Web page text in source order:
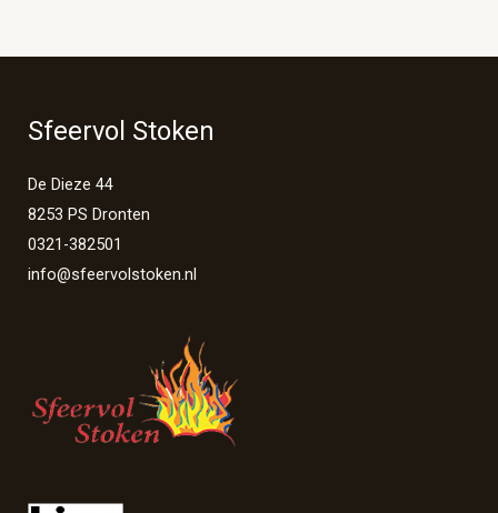
Sfeervol Stoken
De Dieze 44
8253 PS Dronten
0321-382501
info@sfeervolstoken.nl